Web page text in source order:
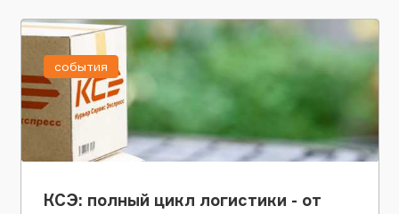
КСЭ: полный цикл логистики - от
события